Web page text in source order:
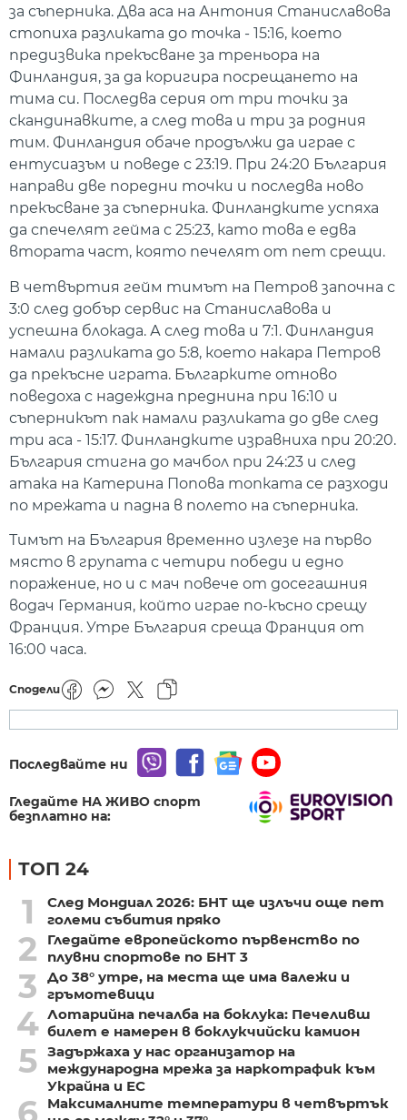
за съперника. Два аса на Антония Станиславова
стопиха разликата до точка - 15:16, което
предизвика прекъсване за треньора на
Финландия, за да коригира посрещането на
тима си. Последва серия от три точки за
скандинавките, а след това и три за родния
тим. Финландия обаче продължи да играе с
ентусиазъм и поведе с 23:19. При 24:20 България
направи две поредни точки и последва ново
прекъсване за съперника. Финландките успяха
да спечелят гейма с 25:23, като това е едва
втората част, която печелят от пет срещи.
В четвъртия гейм тимът на Петров започна с
3:0 след добър сервис на Станиславова и
успешна блокада. А след това и 7:1. Финландия
намали разликата до 5:8, което накара Петров
да прекъсне играта. Българките отново
поведоха с надеждна преднина при 16:10 и
съперникът пак намали разликата до две след
три аса - 15:17. Финландките изравниха при 20:20.
България стигна до мачбол при 24:23 и след
атака на Катерина Попова топката се разходи
по мрежата и падна в полето на съперника.
Тимът на България временно излезе на първо
място в групата с четири победи и едно
поражение, но и с мач повече от досегашния
водач Германия, който играе по-късно срещу
Франция. Утре България среща Франция от
16:00 часа.
Сподели
Последвайте ни
Гледайте НА ЖИВО спорт
безплатно на:
ТОП 24
1
След Мондиал 2026: БНТ ще излъчи още пет
големи събития пряко
2
Гледайте европейското първенство по
плувни спортове по БНТ 3
3
До 38° утре, на места ще има валежи и
гръмотевици
4 Лотарийна печалба на боклука: Печеливш
билет е намерен в боклукчийски камион
5 Задържаха у нас организатор на
международна мрежа за наркотрафик към
Украйна и ЕС
Максималните температури в четвъртък